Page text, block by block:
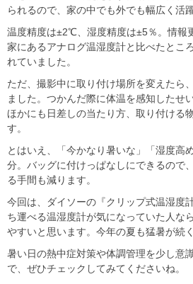
られるので、家の中でも外でも幅広く活
温度精度は±2℃、湿度精度は±5％。情報
家にあるアナログ温湿度計と比べたとこ
れていました。
ただ、撮影中に取り付け場所を変えたら
ました。つかんだ際に体温を感知したせ
ほかにも日差しの当たり方、取り付ける
す。
とはいえ、「今かなり暑いな」「湿度高
分。バッグに付けっぱなしにできるので
る手間も減ります。
今回は、ダイソーの『クリップ式温湿度
ち運べる温湿度計が気になっていた人な
やすいと思います。今年の夏も猛暑が続く
暑い日の熱中症対策や体調管理を少し意
で、ぜひチェックしてみてくださいね。